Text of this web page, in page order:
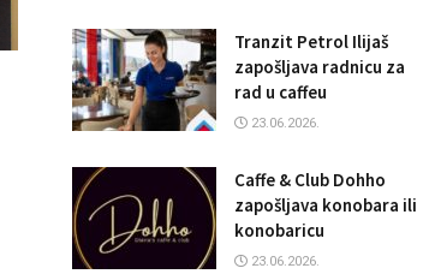
Tranzit Petrol Ilijaš
zapošljava radnicu za
rad u caffeu
23.06.2026.
Caffe & Club Dohho
zapošljava konobara ili
konobaricu
23.06.2026.